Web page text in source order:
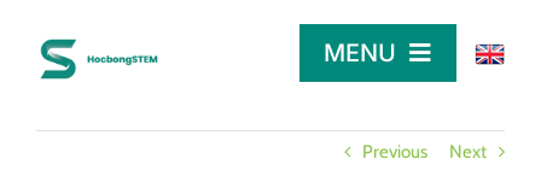
content
MENU
Previous Next